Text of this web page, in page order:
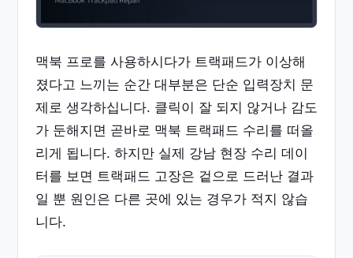
맥북 프로를 사용하시다가 트랙패드가 이상해
졌다고 느끼는 순간 대부분은 단순 입력장치 문
제로 생각하십니다. 클릭이 잘 되지 않거나 감도
가 둔해지면 곧바로 맥북 트랙패드 수리를 떠올
리게 됩니다. 하지만 실제 강남 현장 수리 데이
터를 보면 트랙패드 고장은 겉으로 드러난 결과
일 뿐 원인은 다른 곳에 있는 경우가 적지 않습
니다.